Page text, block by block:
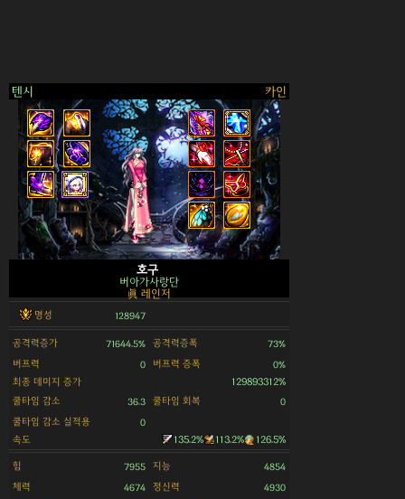
텐시 카인
>
호구
버아가사랑단
眞 레인저
명성 128947
공격력증가 71644.5% 공격력증폭 73%
버프력 0 버프력 증폭 0%
최종 데미지 증가
129893312%
쿨타임 감소
36.3 쿨타임 회복 0
쿨타임 감소 실적용 0
속도 135.2% 113.2% 126.5%
힘 7955 지능 4854
체력 4674 정신력 4930